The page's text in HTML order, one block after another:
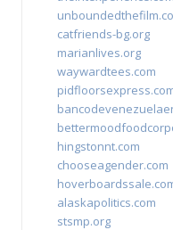
catfriends-bg.org
marianlives.org
waywardtees.com
hingstonnt.com
chooseagender.com
alaskapolitics.com
stsmp.org